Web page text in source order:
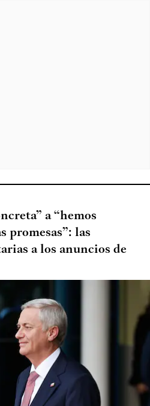
a “hemos
promesas”: las
a los anuncios de